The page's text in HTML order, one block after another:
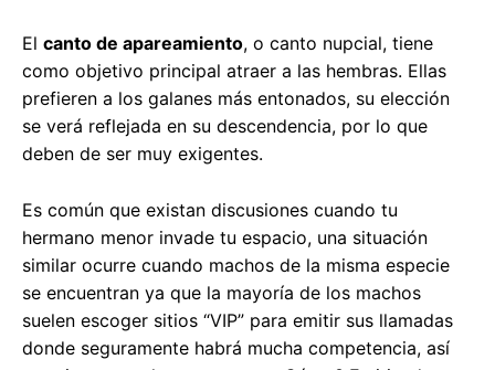
El canto de apareamiento, o canto nupcial, tiene
como objetivo principal atraer a las hembras. Ellas
prefieren a los galanes más entonados, su elección
se verá reflejada en su descendencia, por lo que
deben de ser muy exigentes.
Es común que existan discusiones cuando tu
hermano menor invade tu espacio, una situación
similar ocurre cuando machos de la misma especie
se encuentran ya que la mayoría de los machos
suelen escoger sitios “VIP” para emitir sus llamadas
donde seguramente habrá mucha competencia, así